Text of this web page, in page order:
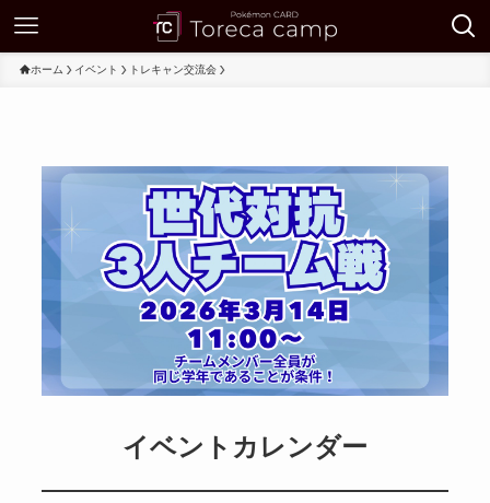
ホーム イベント トレキャン交流会
イベントカレンダー